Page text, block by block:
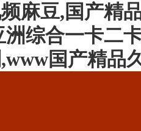
麻豆,国产精
综合一卡二
国产精品